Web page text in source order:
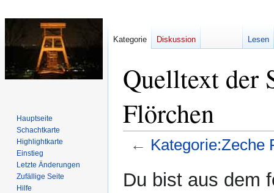
Quelltext der
Flörchen
← Kategorie:Zeche
Navigation
Suche
Du bist aus dem
Kategorie Diskussion Lesen
Hauptseite
Schachtkarte
Highlightkarte
Einstieg
Letzte Änderungen
Zufällige Seite
Hilfe